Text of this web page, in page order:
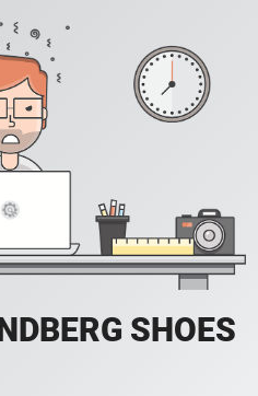
SHOES